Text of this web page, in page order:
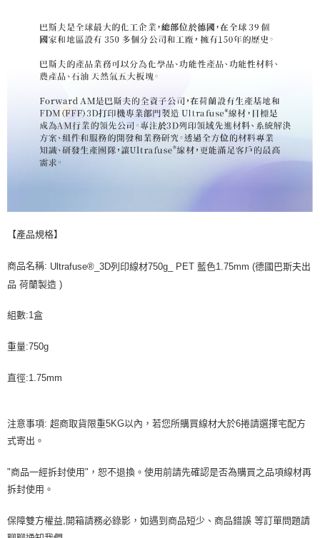
【產品規格】
商品名稱: Ultrafuse®_3D列印線材750g_ PET 藍色1.75mm (德國巴斯夫出
品 荷蘭製造 )
組數:1盒
重量:750g
直徑:1.75mm
注意事項: 超商取貨限重5KG以內，若您所購買線材大於6捲請選擇宅配方
式寄出。
"商品一經拆封使用"，恕不退換。使用前請先確認是否為購買之品項線材再
拆封使用。
保障雙方權益,開箱請務必錄影，如遇到商品短少、商品錯誤 等訂單問題請